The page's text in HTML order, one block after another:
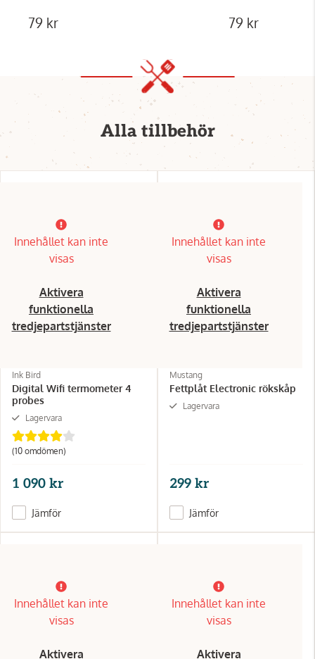
79 kr 79 kr
Alla tillbehör
Innehållet kan inte
visas
Aktivera
funktionella
tredjepartstjänster
Ink Bird
Digital Wifi termometer 4
probes
Lagervara
(10 omdömen)
1 090 kr
Jämför
Innehållet kan inte
visas
Aktivera
funktionella
tredjepartstjänster
Mustang
Fettplåt Electronic rökskåp
Lagervara
299 kr
Jämför
Innehållet kan inte
visas
Aktivera
Innehållet kan inte
visas
Aktivera